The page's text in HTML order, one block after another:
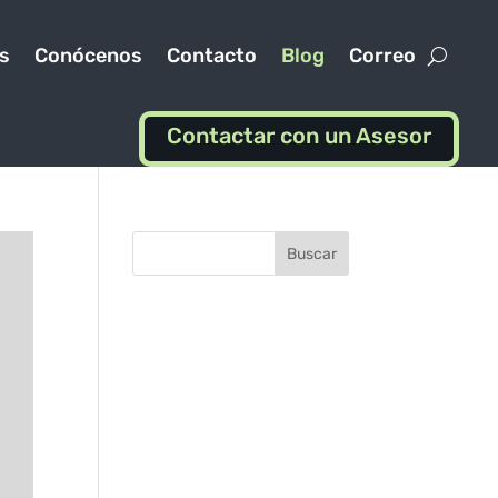
Conócenos Contacto Blog Correo
Contactar con un Asesor
Buscar